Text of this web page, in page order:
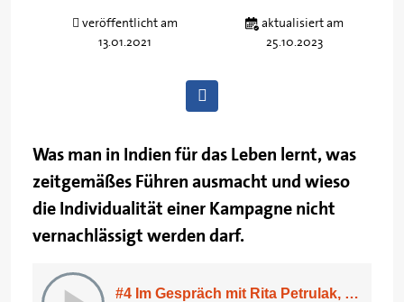
veröffentlicht am
13.01.2021
aktualisiert am
25.10.2023
Was man in Indien für das Leben lernt, was
zeitgemäßes Führen ausmacht und wieso
die Individualität einer Kampagne nicht
vernachlässigt werden darf.